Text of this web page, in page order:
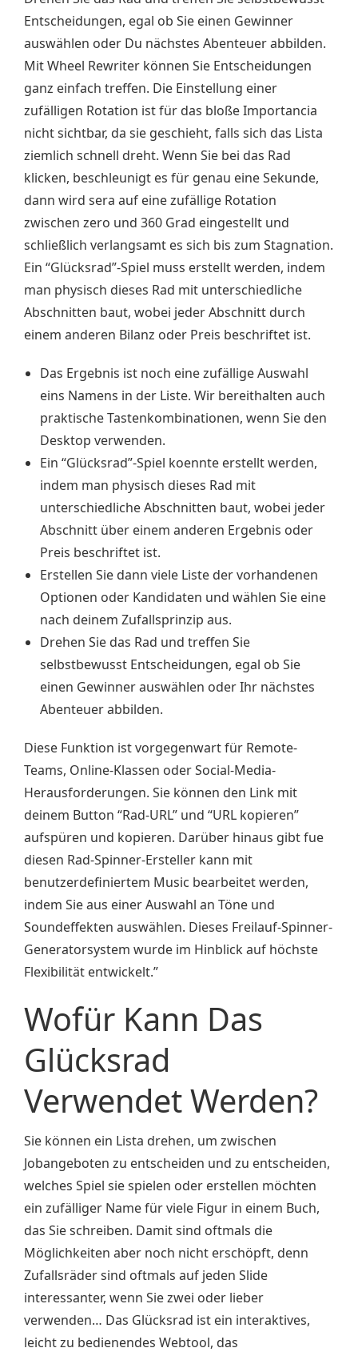
Entscheidungen, egal ob Sie einen Gewinner
auswählen oder Du nächstes Abenteuer abbilden.
Mit Wheel Rewriter können Sie Entscheidungen
ganz einfach treffen. Die Einstellung einer
zufälligen Rotation ist für das bloße Importancia
nicht sichtbar, da sie geschieht, falls sich das Lista
ziemlich schnell dreht. Wenn Sie bei das Rad
klicken, beschleunigt es für genau eine Sekunde,
dann wird sera auf eine zufällige Rotation
zwischen zero und 360 Grad eingestellt und
schließlich verlangsamt es sich bis zum Stagnation.
Ein “Glücksrad”-Spiel muss erstellt werden, indem
man physisch dieses Rad mit unterschiedliche
Abschnitten baut, wobei jeder Abschnitt durch
einem anderen Bilanz oder Preis beschriftet ist.
Das Ergebnis ist noch eine zufällige Auswahl
eins Namens in der Liste. Wir bereithalten auch
praktische Tastenkombinationen, wenn Sie den
Desktop verwenden.
Ein “Glücksrad”-Spiel koennte erstellt werden,
indem man physisch dieses Rad mit
unterschiedliche Abschnitten baut, wobei jeder
Abschnitt über einem anderen Ergebnis oder
Preis beschriftet ist.
Erstellen Sie dann viele Liste der vorhandenen
Optionen oder Kandidaten und wählen Sie eine
nach deinem Zufallsprinzip aus.
Drehen Sie das Rad und treffen Sie
selbstbewusst Entscheidungen, egal ob Sie
einen Gewinner auswählen oder Ihr nächstes
Abenteuer abbilden.
Diese Funktion ist vorgegenwart für Remote-
Teams, Online-Klassen oder Social-Media-
Herausforderungen. Sie können den Link mit
deinem Button “Rad-URL” und “URL kopieren”
aufspüren und kopieren. Darüber hinaus gibt fue
diesen Rad-Spinner-Ersteller kann mit
benutzerdefiniertem Music bearbeitet werden,
indem Sie aus einer Auswahl an Töne und
Soundeffekten auswählen. Dieses Freilauf-Spinner-
Generatorsystem wurde im Hinblick auf höchste
Flexibilität entwickelt.”
Wofür Kann Das
Glücksrad
Verwendet Werden?
Sie können ein Lista drehen, um zwischen
Jobangeboten zu entscheiden und zu entscheiden,
welches Spiel sie spielen oder erstellen möchten
ein zufälliger Name für viele Figur in einem Buch,
das Sie schreiben. Damit sind oftmals die
Möglichkeiten aber noch nicht erschöpft, denn
Zufallsräder sind oftmals auf jeden Slide
interessanter, wenn Sie zwei oder lieber
verwenden… Das Glücksrad ist ein interaktives,
leicht zu bedienendes Webtool, das